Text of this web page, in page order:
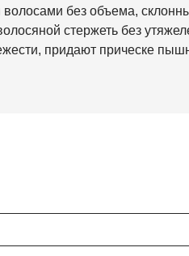
волосами без объема,
стержеть без
придают прическе